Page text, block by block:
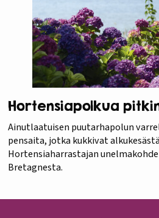
Hortensiapolkua
Ainutlaatuisen puutarhapolun
pensaita, jotka kukkivat
Hortensiaharrastajan
Bretagnesta.